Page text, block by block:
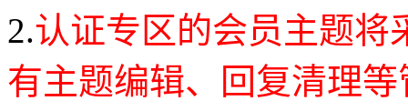
2.认证专区的会员主题将
有主题编辑、回复清理